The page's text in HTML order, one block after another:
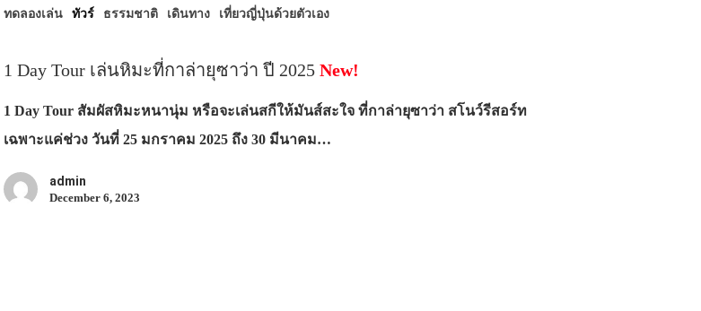
ทดลองเล่น ทัวร์ ธรรมชาติ เดินทาง เที่ยวญี่ปุ่นด้วยตัวเอง
1 Day Tour เล่นหิมะที่กาล่ายุซาว่า ปี 2025New!
1 Day Tour สัมผัสหิมะหนานุ่ม หรือจะเล่นสกีให้มันส์สะใจ ที่กาล่ายุซาว่า สโนว์รีสอร์ท
เฉพาะแค่ช่วง วันที่ 25 มกราคม 2025 ถึง 30 มีนาคม…
admin
December 6, 2023